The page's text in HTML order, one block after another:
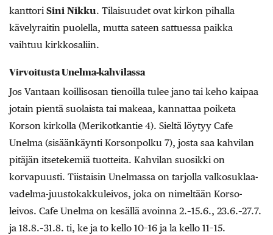
kanttori Sini Nikku. Tilaisuudet ovat kirkon pihalla
kävelyraitin puolella, mutta sateen sattuessa paikka
vaihtuu kirkkosaliin.
Virvoitusta Unelma-kahvilassa
Jos Vantaan koillisosan tienoilla tulee jano tai keho kaipaa
jotain pientä suolaista tai makeaa, kannattaa poiketa
Korson kirkolla (Merikotkantie 4). Sieltä löytyy Cafe
Unelma (sisäänkäynti Korsonpolku 7), josta saa kahvilan
pitäjän itsetekemiä tuotteita. Kahvilan suosikki on
korvapuusti. Tiistaisin Unelmassa on tarjolla valkosuklaa-
vadelma-juustokakkuleivos, joka on nimeltään Korso-
leivos. Cafe Unelma on kesällä avoinna 2.–15.6., 23.6.–27.7.
ja 18.8.–31.8. ti, ke ja to kello 10–16 ja la kello 11–15.